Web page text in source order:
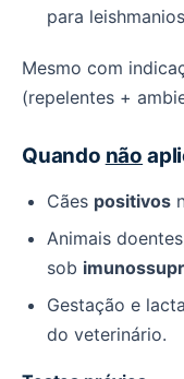
para
Mesmo com
(repelentes +
Quando não
Cães positivos
Animais
sob
Gestação e
do veterinário.